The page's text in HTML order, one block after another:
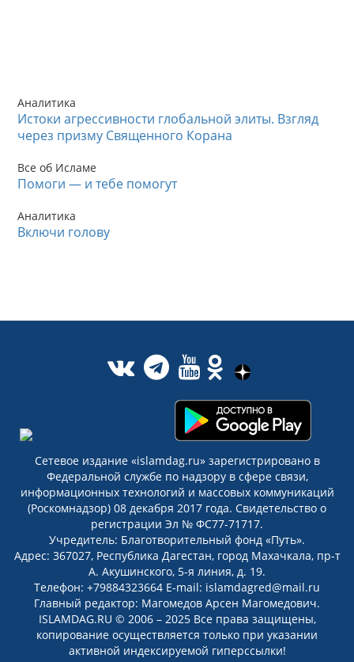
Аналитика
Истоки агрессивности глобальной элиты. Взгляд
через призму Священного Корана
Все об Исламе
Помоги — и тебе помогут
Аналитика
Включи голову
Сетевое издание «islamdag.ru» зарегистрировано в
Федеральной службе по надзору в сфере связи,
информационных технологий и массовых коммуникаций
(Роскомнадзор) 08 декабря 2017 года. Свидетельство о
регистрации Эл № ФС77-71717.
Учредитель: Благотворительный фонд «Путь».
Адрес: 367027, Республика Дагестан, город Махачкала, пр-т
А. Акушинского, 5-я линия, д. 19.
Телефон: +79884323664 E-mail: islamdagred@mail.ru
Главный редактор: Магомедов Арсен Магомедович.
ISLAMDAG.RU © 2006 – 2025 Все права защищены,
копирование осуществляется только при указании
активной индексируемой гиперссылки!